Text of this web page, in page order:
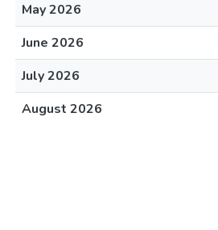
May 2026
June 2026
July 2026
August 2026